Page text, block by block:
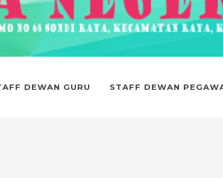
SMA NEGERI 1 RAYA DITERIMA DI
siswa-siswi berprestasi...
RAIH PRESTASI ...
DEWAN GURU STAFF DEWAN